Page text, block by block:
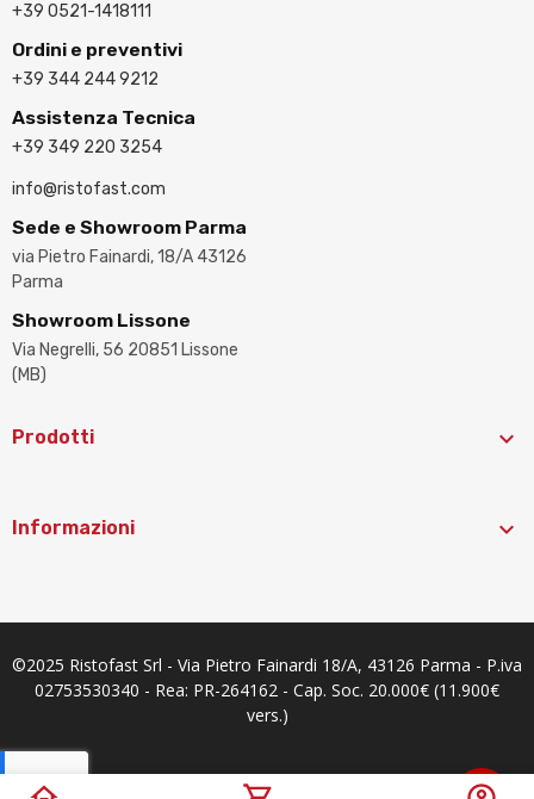
+39 0521-1418111
Ordini e preventivi
+39 344 244 9212
Assistenza Tecnica
+39 349 220 3254
info@ristofast.com
Sede e Showroom Parma
via Pietro Fainardi, 18/A 43126
Parma
Showroom Lissone
Via Negrelli, 56 20851 Lissone
(MB)
Prodotti 
Informazioni 
©2025 Ristofast Srl - Via Pietro Fainardi 18/A, 43126 Parma - P.iva
02753530340 - Rea: PR-264162 - Cap. Soc. 20.000€ (11.900€
vers.)